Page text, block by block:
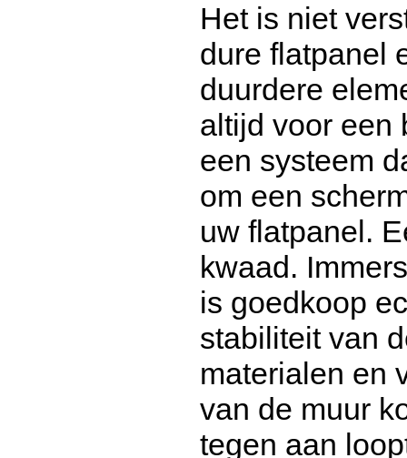
Het is niet
dure flatpanel
duurdere
altijd voor een
een systeem
om een
uw flatpanel.
kwaad.
is goedkoop
stabiliteit van
materialen en
van de muur
tegen aan